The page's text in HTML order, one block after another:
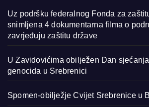
Uz podršku federalnog Fonda za
snimljena 4 dokumentarna filma o
zavrjeđuju zaštitu države
U Zavidovićima obilježen Dan
genocida u Srebrenici
Spomen-obilježje Cvijet Srebrenice u